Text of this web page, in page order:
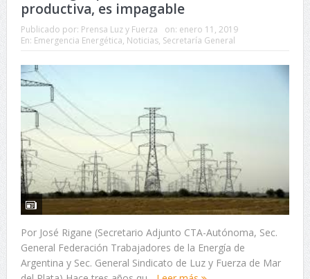
productiva, es impagable
Publicado por: Prensa Luz y Fuerza on: enero 11, 2019
En: Emergencia Energética, Noticias, Secretaría General
Por José Rigane (Secretario Adjunto CTA-Autónoma, Sec.
General Federación Trabajadores de la Energía de
Argentina y Sec. General Sindicato de Luz y Fuerza de Mar